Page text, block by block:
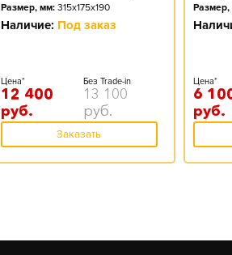
Размер, мм: 315x175x190
Наличие: Под заказ
Цена*
12 400
руб.
Без Trade-in
13 100
руб.
Заказать
Цена*
6
руб.